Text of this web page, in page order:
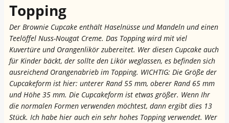
Topping
Der Brownie Cupcake enthält Haselnüsse und Mandeln und einen
Teelöffel Nuss-Nougat Creme. Das Topping wird mit viel
Kuvertüre und Orangenlikör zubereitet. Wer diesen Cupcake auch
für Kinder bäckt, der sollte den Likör weglassen, es befinden sich
ausreichend Orangenabrieb im Topping. WICHTIG: Die Größe der
Cupcakeform ist hier: unterer Rand 55 mm, oberer Rand 65 mm
und Höhe 35 mm. Die Cupcakeform ist etwas größer. Wenn Ihr
die normalen Formen verwenden möchtest, dann ergibt dies 13
Stück. Ich habe hier auch ein sehr hohes Topping verwendet. Wer